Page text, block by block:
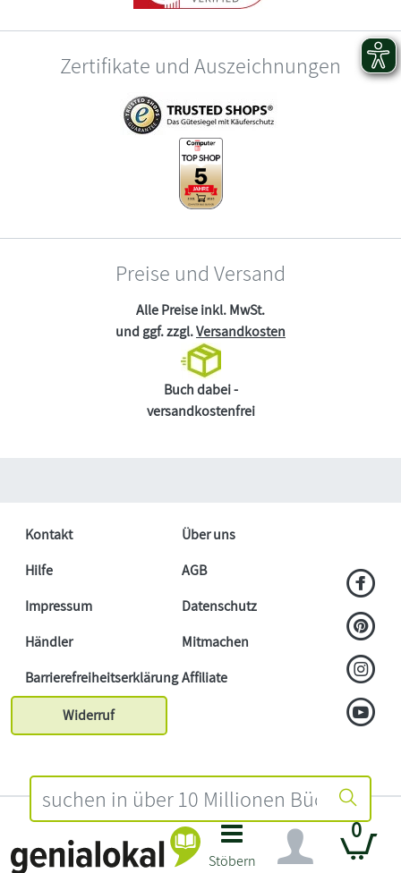
Stöbern
0
Zertifikate und Auszeichnungen
Preise und Versand
Alle Preise inkl. MwSt.
und ggf. zzgl.Versandkosten
Buch dabei -
versandkostenfrei
Kontakt
Über uns
Hilfe
AGB
Impressum
Datenschutz
Händler
Mitmachen
BarrierefreiheitserklärungAffiliate
Widerruf